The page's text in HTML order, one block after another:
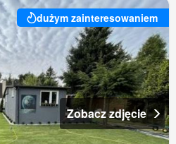
dużym zainteresowaniem
Zobacz zdjęcie